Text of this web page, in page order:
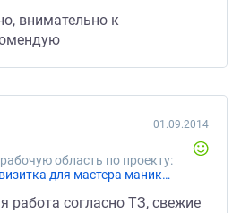
внимательно к
область по проекту:
«Нужна креативная визитка для мастера маникюра»
01.09.2014
работа согласно ТЗ, свежие